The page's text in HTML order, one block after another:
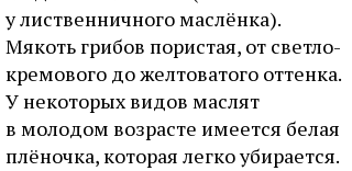
у лиственничного маслёнка).
Мякоть грибов пористая, от светло-
кремового до желтоватого оттенка.
У некоторых видов маслят
в молодом возрасте имеется белая
плёночка, которая легко убирается.